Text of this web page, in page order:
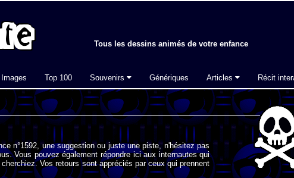
Tous les dessins animés de votre enfance
Images Top 100 Souvenirs Génériques Articles Récit
n°1592, une suggestion ou juste une piste, n'hésitez pas
Vous pouvez également répondre ici aux internautes qui
Vos retours sont appréciés par ceux qui prennent